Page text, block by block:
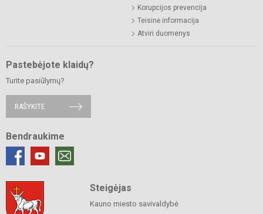
Korupcijos prevencija
Teisinė informacija
Atviri duomenys
Pastebėjote klaidų?
Turite pasiūlymų?
RAŠYKITE
Bendraukime
Steigėjas
Kauno miesto savivaldybė